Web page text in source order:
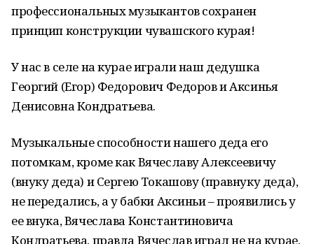
профессиональных музыкантов сохранен
принцип конструкции чувашского курая!
У нас в селе на курае играли наш дедушка
Георгий (Егор) Федорович Федоров и Аксинья
Денисовна Кондратьева.
Музыкальные способности нашего деда его
потомкам, кроме как Вячеславу Алексеевичу
(внуку деда) и Сергею Токашову (правнуку деда),
не передались, а у бабки Аксиньи – проявились у
ее внука, Вячеслава Константиновича
Кондратьева, правда Вячеслав играл не на курае,